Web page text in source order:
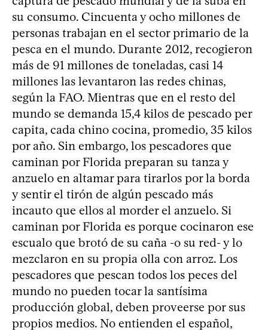
su consumo. Cincuenta y ocho millones de
personas trabajan en el sector primario de la
pesca en el mundo. Durante 2012, recogieron
más de 91 millones de toneladas, casi 14
millones las levantaron las redes chinas,
según la FAO. Mientras que en el resto del
mundo se demanda 15,4 kilos de pescado per
capita, cada chino cocina, promedio, 35 kilos
por año. Sin embargo, los pescadores que
caminan por Florida preparan su tanza y
anzuelo en altamar para tirarlos por la borda
y sentir el tirón de algún pescado más
incauto que ellos al morder el anzuelo. Si
caminan por Florida es porque cocinaron ese
escualo que brotó de su caña -o su red- y lo
mezclaron en su propia olla con arroz. Los
pescadores que pescan todos los peces del
mundo no pueden tocar la santísima
producción global, deben proveerse por sus
propios medios. No entienden el español,